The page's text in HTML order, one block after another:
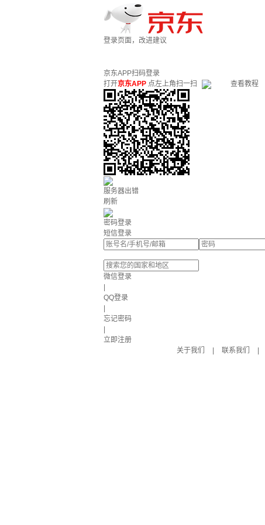
登录页面，改进建议
京东APP扫码登录
打开京东APP 点左上角扫一扫 查看教程
服务器出错
刷新
密码登录
短信登录
微信登录
QQ登录
忘记密码
立即注册
关于我们
联系我们